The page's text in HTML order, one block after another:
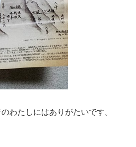
わたしにはありがたいです。